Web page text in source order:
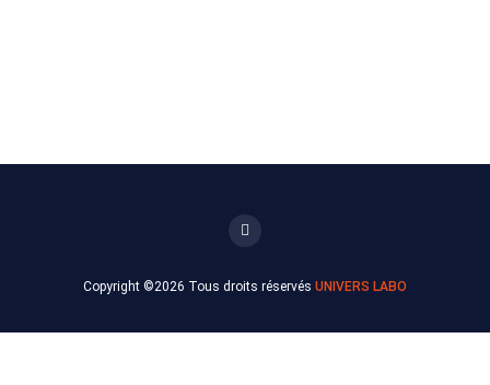
Copyright ©2026 Tous droits réservés UNIVERS LABO